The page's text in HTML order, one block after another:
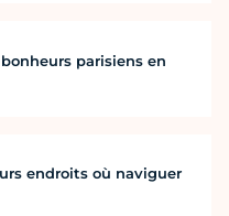
parisiens en
endroits où naviguer